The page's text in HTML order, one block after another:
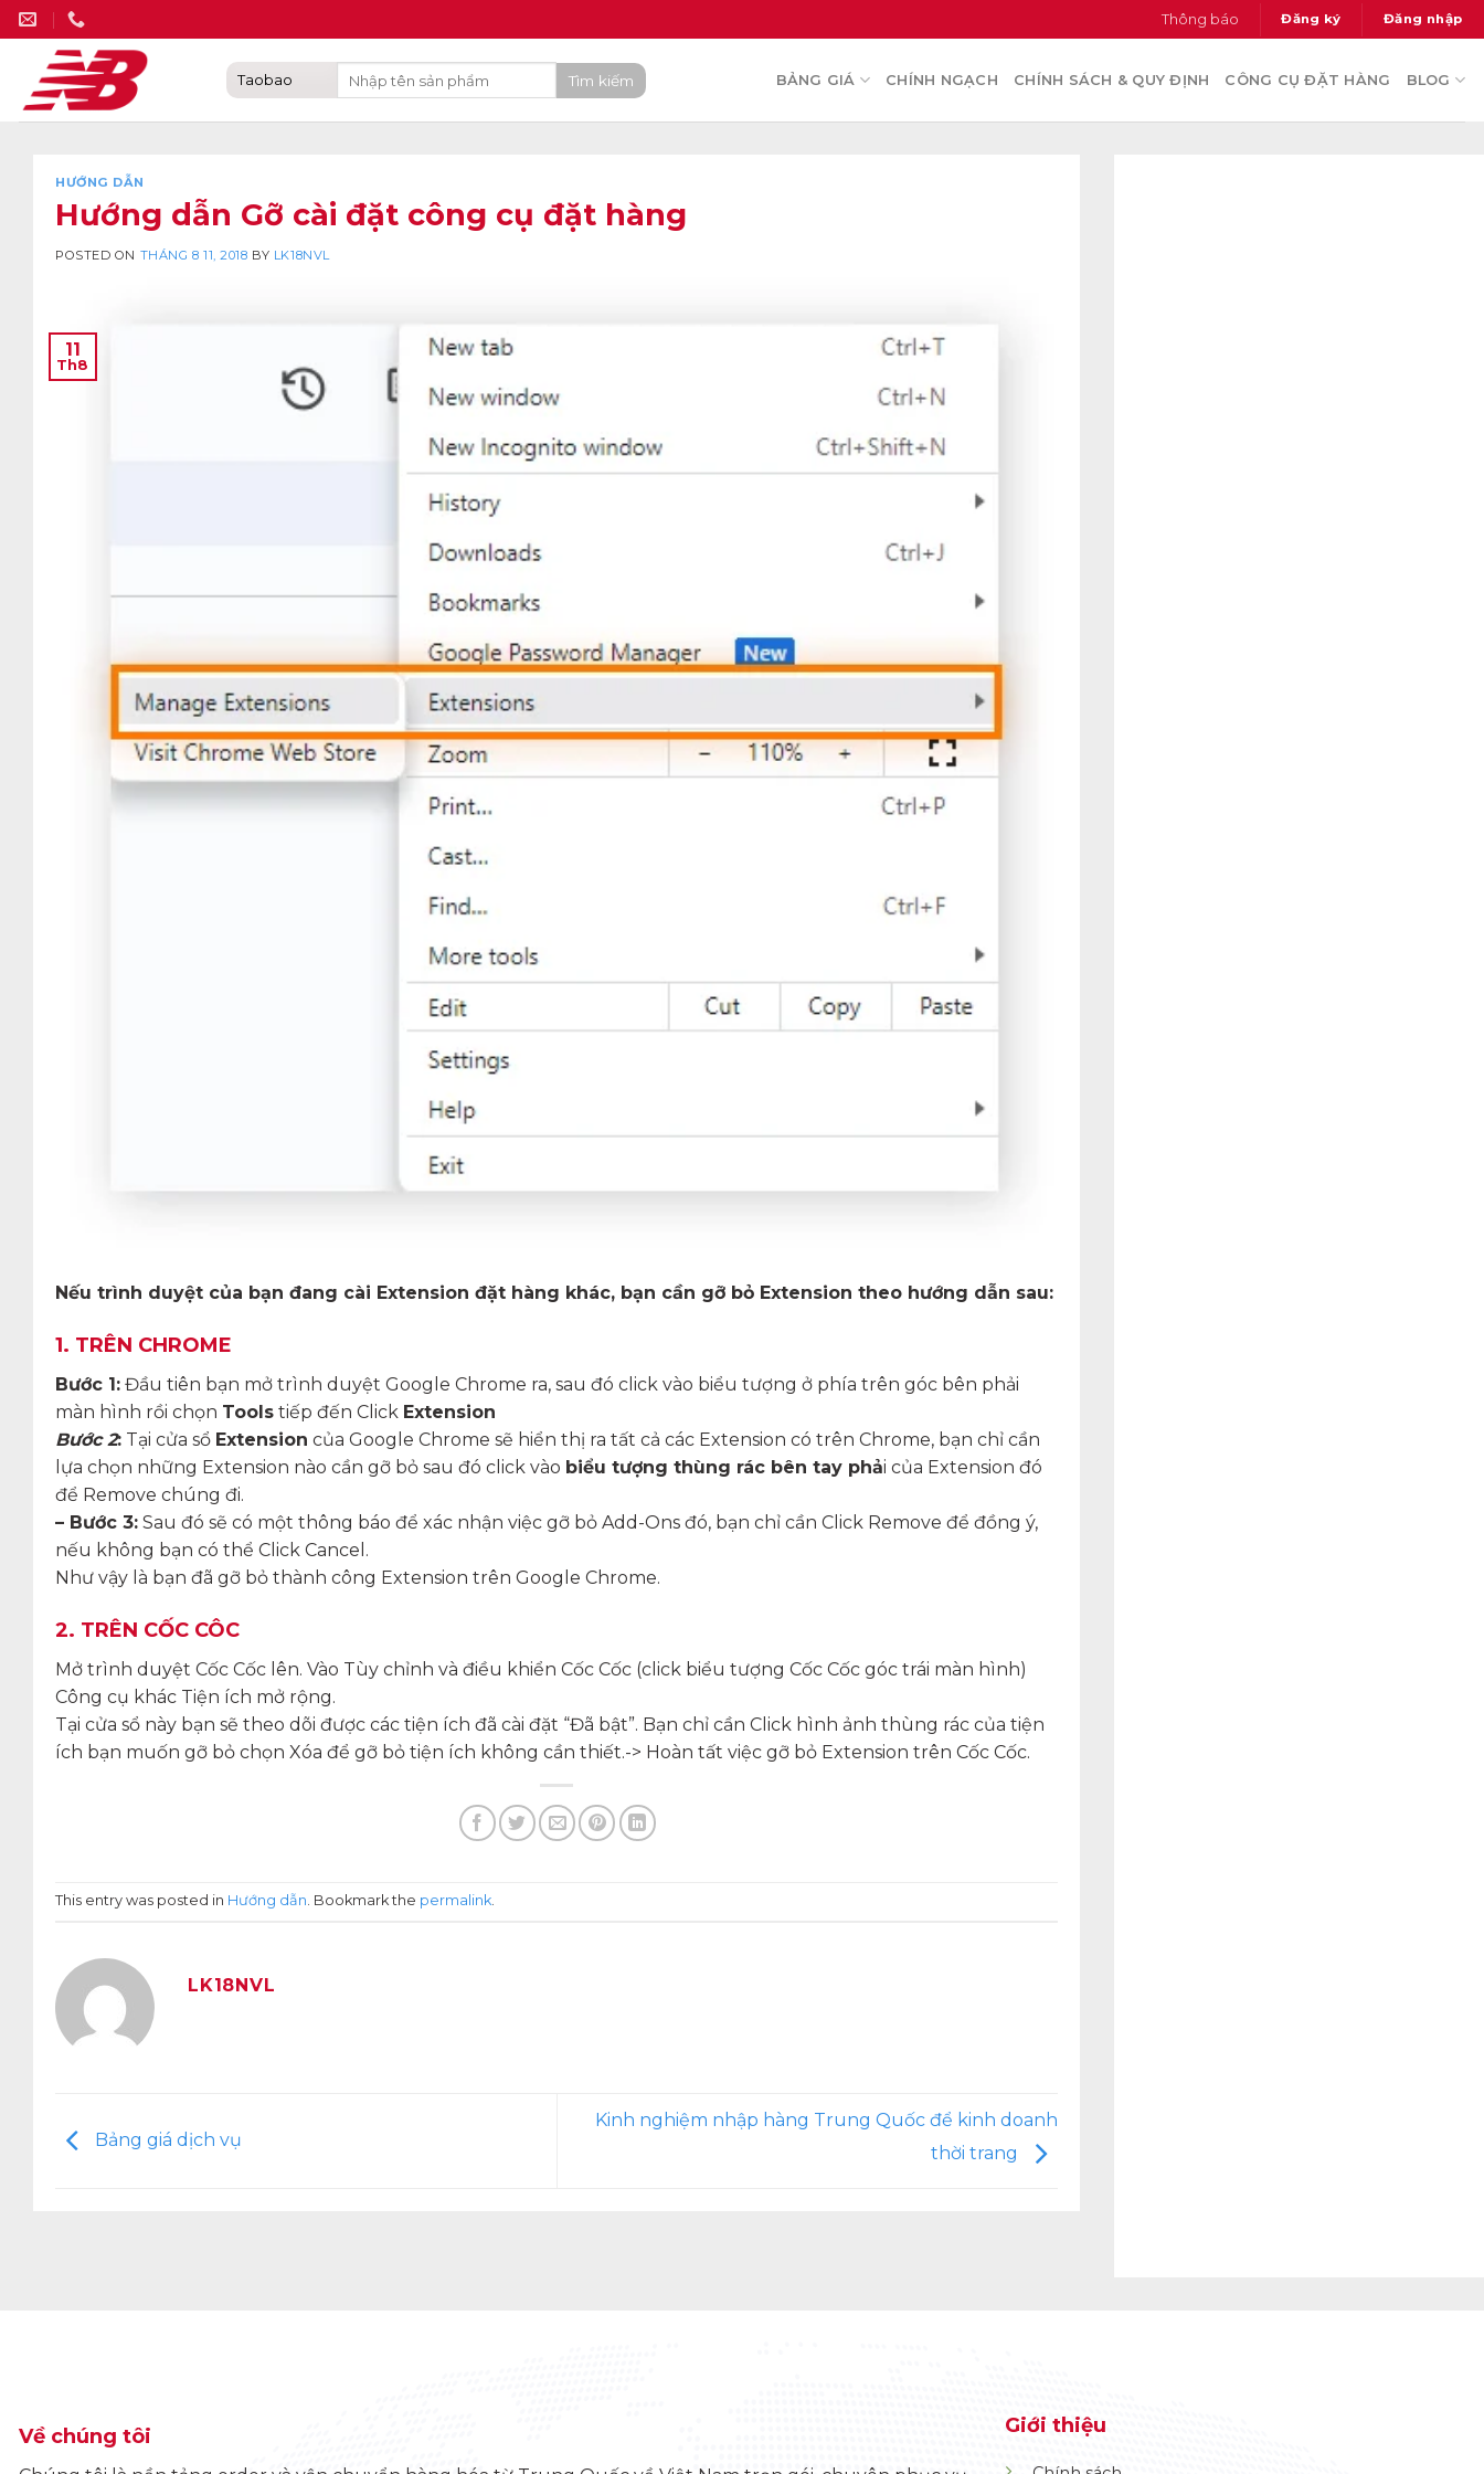
Skip
to
content
thông báo đăng ký đăng nhập
Tìm kiếm BẢNG GIÁ CHÍNH NGẠCH CHÍNH SÁCH & QUY ĐỊNH CÔNG CỤ ĐẶT HÀNG BLOG
HƯỚNG DẪN
Hướng dẫn Gỡ cài đặt công cụ đặt hàng
POSTED ON THÁNG 8 11, 2018 BY LK18NVL
11
Th8
Nếu trình duyệt của bạn đang cài Extension đặt hàng khác, bạn cần gỡ bỏ Extension theo hướng dẫn sau:
1. TRÊN CHROME
Bước 1: Đầu tiên bạn mở trình duyệt Google Chrome ra, sau đó click vào biểu tượng ở phía trên góc bên phải
màn hình rồi chọn Tools tiếp đến Click Extension
Bước 2: Tại cửa sổ Extension của Google Chrome sẽ hiển thị ra tất cả các Extension có trên Chrome, bạn chỉ cần
lựa chọn những Extension nào cần gỡ bỏ sau đó click vào biểu tượng thùng rác bên tay phải của Extension đó
để Remove chúng đi.
– Bước 3: Sau đó sẽ có một thông báo để xác nhận việc gỡ bỏ Add-Ons đó, bạn chỉ cần Click Remove để đồng ý,
nếu không bạn có thể Click Cancel.
Như vậy là bạn đã gỡ bỏ thành công Extension trên Google Chrome.
2. TRÊN CỐC CÔC
Mở trình duyệt Cốc Cốc lên. Vào Tùy chỉnh và điều khiển Cốc Cốc (click biểu tượng Cốc Cốc góc trái màn hình)
Công cụ khác Tiện ích mở rộng.
Tại cửa sổ này bạn sẽ theo dõi được các tiện ích đã cài đặt “Đã bật”. Bạn chỉ cần Click hình ảnh thùng rác của tiện
ích bạn muốn gỡ bỏ chọn Xóa để gỡ bỏ tiện ích không cần thiết.-> Hoàn tất việc gỡ bỏ Extension trên Cốc Cốc.
This entry was posted in Hướng dẫn. Bookmark the permalink.
LK18NVL
Bảng giá dịch vụ
Kinh nghiệm nhập hàng Trung Quốc để kinh doanh
thời trang
Về chúng tôi Giới thiệu